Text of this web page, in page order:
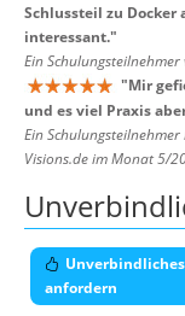
Schlussteil zu Docker
interessant."
Ein
"Mir
und es viel Praxis
Ein
Visions.de im Monat 5/
anfordern